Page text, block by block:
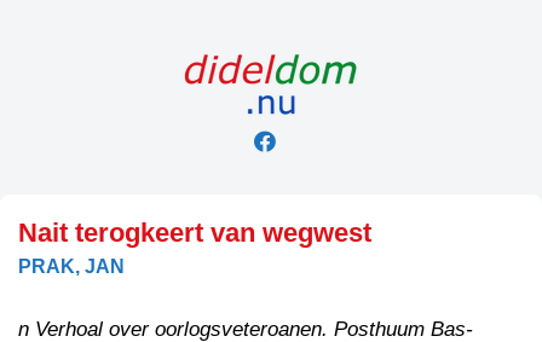
Nait terogkeert van wegwest
PRAK, JAN
n Verhoal over oorlogsveteroanen. Posthuum Bas-